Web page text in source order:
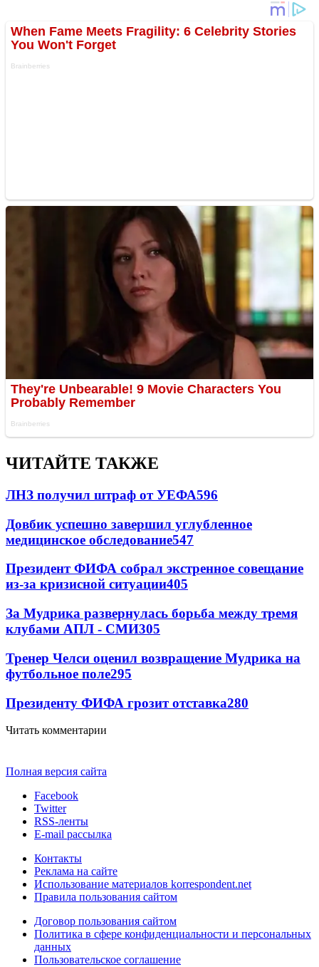
ЧИТАЙТЕ ТАКЖЕ
ЛНЗ получил штраф от УЕФА596
Довбик успешно завершил углубленное
медицинское обследование547
Президент ФИФА собрал экстренное совещание
из-за кризисной ситуации405
За Мудрика развернулась борьба между тремя
клубами АПЛ - СМИ305
Тренер Челси оценил возвращение Мудрика на
футбольное поле295
Президенту ФИФА грозит отставка280
Читать комментарии
Полная версия сайта
Facebook
Twitter
RSS-ленты
E-mail рассылка
Контакты
Реклама на сайте
Использование материалов korrespondent.net
Правила пользования сайтом
Договор пользования сайтом
Политика в сфере конфиденциальности и персональных
данных
Пользовательское соглашение